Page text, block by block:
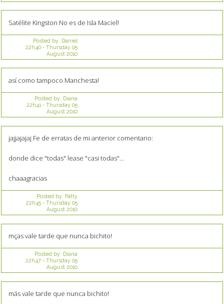
Satélite Kingston No es de Isla Maciel!
Posted by: Daniel
22h40- Thursday 05
August 2010
así como tampoco Manchesta!
Posted by: Diana
22h41 - Thursday 05
August 2010
jajjajajaj Fe de erratas de mi anterior comentario:
donde dice "todas" lease "casi todas"...
chaaagracias
Posted by: Fatty
22h45- Thursday 05
August 2010
mças vale tarde que nunca bichito!
Posted by: Diana
22h47- Thursday 05
August 2010
más vale tarde que nunca bichito!